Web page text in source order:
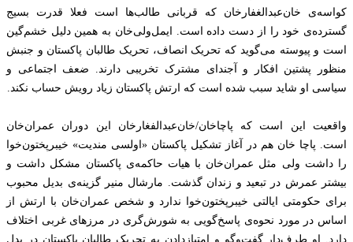
کواسه‌ی خان‌عبدالغفار‌خان که قربانی طالب‌ها است فعلا قدرت بسیج
گسترده‌ی خود را از دست داده است. ایمل‌‌ولی‌خان به همین دلیل خشم‌گین
است و پیوسته می‌گوید که تحریک‌ انصاف، تحریک طالبان پاکستان و جنبش
منظور پشتین افکار و آجندای مشترک تخریبی دارند. ضعف اجتماعی و
سیاسی او شاید سبب شده است که ارتش پاکستان زیاد رویش حساب نکند.
واقعیت این است که پاچاخان/خان‌عبدالفغار‌خان این دوران عمران‌خان
است. پاچا خان هم در آغاز تشکیل پاکستان «اولسی مندیت» خیبرپختون‌خوا
را داشت ولی مثل عمران‌خان با هیات حاکمه‌ی پاکستان مشکل داشت و
بیشتر عمرش در تبعید و زندان گذشت. مارشال منیر گزینه‌ی بدیل محبوب
برای حکومتی ایالتی خیبرپختون‌خوا ندارد و‌ شخص عمران‌خان با ارتش از
اساس در مورد نحوه‌ی پاسخ‌گویی به شورش‌گری در مرزهای غربی اختلاف
دارد. او طرف‌دار گفت‌وگو و امتیازدادن به تحریک طالبان پاکستان در بدل